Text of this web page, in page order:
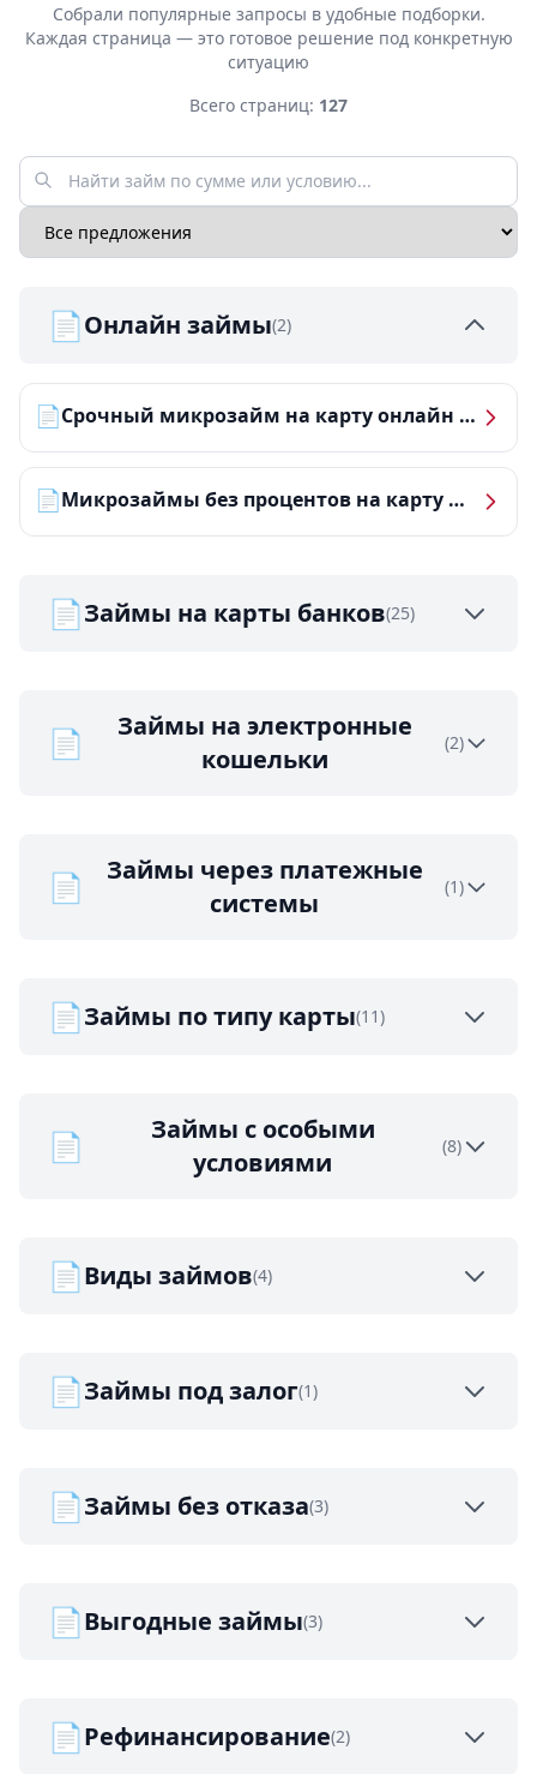
Собрали популярные запросы в удобные подборки.
Каждая страница — это готовое решение под конкретную
ситуацию
Всего страниц: 127
📄Онлайн займы(2)
📄 Срочный микрозайм на карту онлайн — получить деньги за 5 минут
📄 Микрозаймы без процентов на карту — ТОП-10 за 2026 год
📄Займы на карты банков(25)
📄
Займы на электронные
кошельки
(2)
📄
Займы через платежные
системы
(1)
📄Займы по типу карты(11)
📄
Займы с особыми
условиями
(8)
📄Виды займов(4)
📄Займы под залог(1)
📄Займы без отказа(3)
📄Выгодные займы(3)
📄Рефинансирование(2)